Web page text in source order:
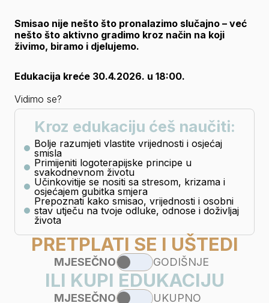
Smisao nije nešto što pronalazimo slučajno – već
nešto što aktivno gradimo kroz način na koji
živimo, biramo i djelujemo.
Edukacija kreće 30.4.2026. u 18:00.
Vidimo se?
Kroz edukaciju ćeš naučiti:
Bolje razumjeti vlastite vrijednosti i osjećaj
smisla
Primijeniti logoterapijske principe u
svakodnevnom životu
Učinkovitije se nositi sa stresom, krizama i
osjećajem gubitka smjera
Prepoznati kako smisao, vrijednosti i osobni
stav utječu na tvoje odluke, odnose i doživljaj
života
PRETPLATI SE I UŠTEDI
MJESEČNO GODIŠNJE
ILI KUPI EDUKACIJU
MJESEČNO UKUPNO